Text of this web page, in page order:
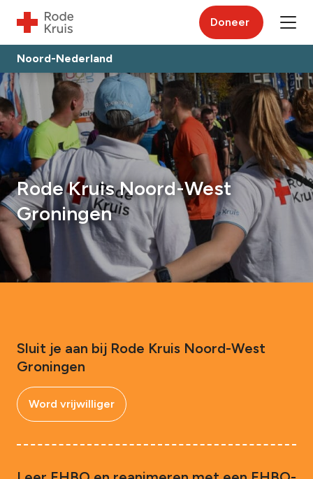
Doneer
Noord-Nederland
Rode Kruis Noord-West
Groningen
Sluit je aan bij Rode Kruis Noord-West
Groningen
Word vrijwilliger